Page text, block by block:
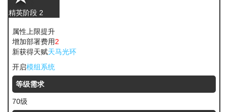
精英阶段 2
属性上限提升
增加部署费用2
新获得天赋天马光环
开启模组系统
等级需求
70级